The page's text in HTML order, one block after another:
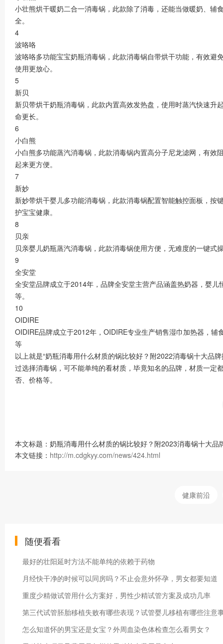
小壮熊烘干暖奶二合一消毒锅，此款除了消毒，还能当做暖奶、
全。
4
波咯咯
波咯咯多功能宝宝奶瓶消毒锅，此款消毒锅自带烘干功能，有效
使用更放心。
5
新贝
新贝带烘干奶瓶消毒锅，此款内置高效发热盘，使用时蒸汽快速
命更长。
6
小白熊
小白熊多功能蒸汽消毒锅，此款消毒锅内置高分子尼龙滤网，有
起来更方便。
7
新妙
新妙带烘干婴儿多功能消毒锅，此款消毒锅配置智能触控面板，
护宝宝健康。
8
贝亲
贝亲婴儿奶瓶蒸汽消毒锅，此款消毒锅使用方便，无难度的一键
9
全安堂
全安堂品牌成立于2014年，品牌全安堂主营产品涵盖热奶器，婴
等。
10
OIDIRE
OIDIRE品牌成立于2012年，OIDIRE专业生产销售湿巾加热器，
等
以上就是“奶瓶消毒用什么材质的锅比较好？附2022消毒锅十大品
过选择消毒锅，可不能单纯的看材质，毕竟知名的品牌，材质一
否、价格等。
本文标题：奶瓶消毒用什么材质的锅比较好？附2023消毒锅十大品
本文链接： http://m.cdgkyy.com/news/424.html
健康前沿
随便看看
最好的壮阳延时方法不能单纯的依赖于药物
月经快干净的时候可以同房吗？不止会意外怀孕，男女都要知道
重度少精做试管用什么方案好，男性少精试管方案及成功几率
第三代试管胚胎移植失败有哪些表现？试管婴儿移植有哪些注意
怎么知道怀的男宝还是女宝？外周血染色体检查怎么看男女？